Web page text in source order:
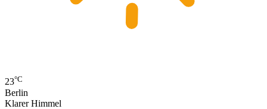
23°C
Berlin
Klarer Himmel